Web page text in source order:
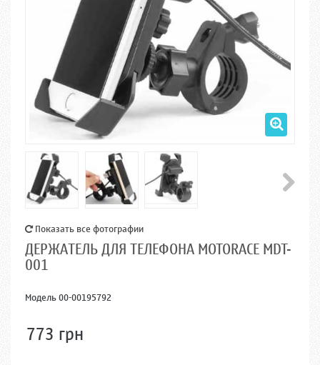
Показать все фотографии
ДЕРЖАТЕЛЬ ДЛЯ ТЕЛЕФОНА MOTORACE MDT-
001
Модель00-00195792
773 грн